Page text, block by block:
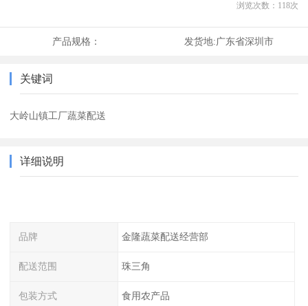
浏览次数： 118次
产品规格： 发货地:广东省深圳市
关键词
大岭山镇工厂蔬菜配送
详细说明
品牌 金隆蔬菜配送经营部
配送范围 珠三角
包装方式 食用农产品